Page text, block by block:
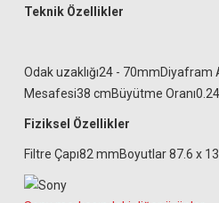
Hoya 82mm UX Circular Polarize
6.161,19 TL
Teknik Özellikler
Odak uzaklığı24 -
Mesafesi38 cmBüyütme
Fiziksel Özellikler
Filtre Çapı82 mmBoyutlar 87.6 x